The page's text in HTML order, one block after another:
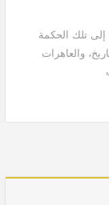
تلك الحكمة
والعاهرات